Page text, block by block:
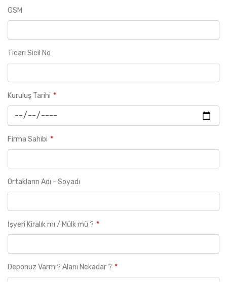
GSM
Ticari Sicil No
Kuruluş Tarihi
Firma Sahibi
Ortakların Adı - Soyadı
İşyeri Kiralık mı / Mülk mü ?
Deponuz Varmı? Alanı Nekadar ?